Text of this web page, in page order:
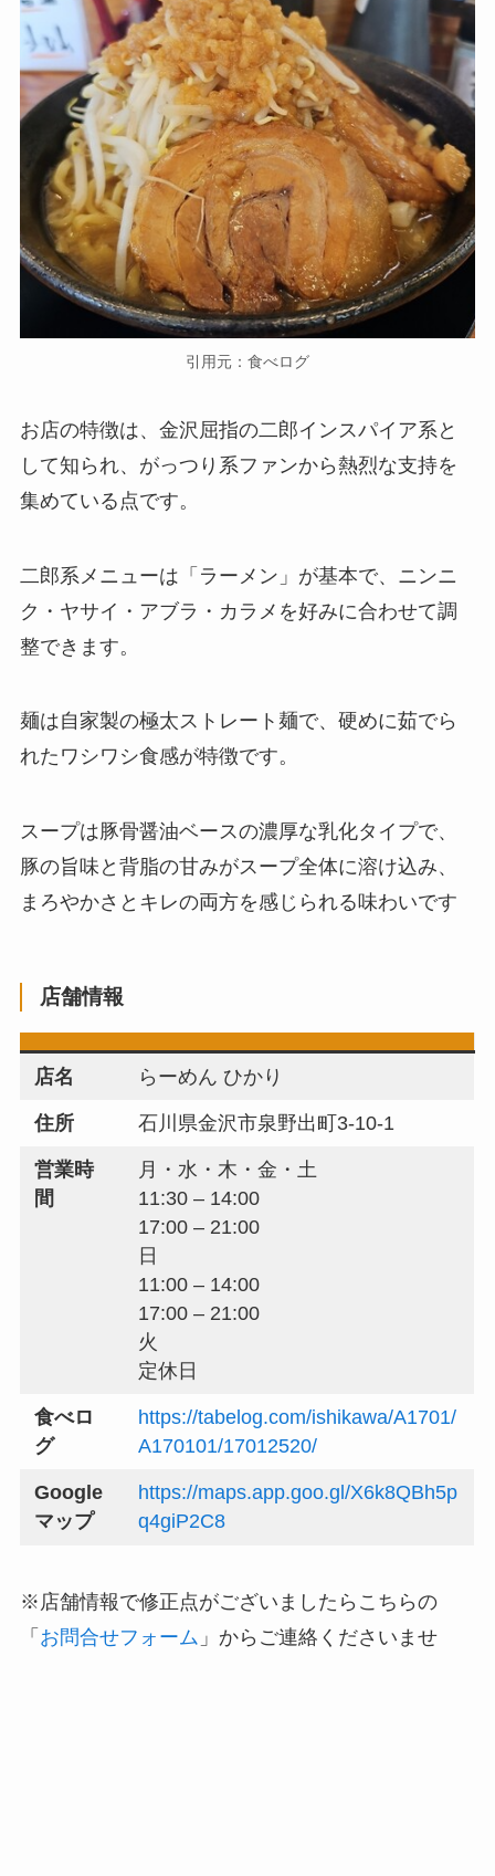
引用元：食べログ
お店の特徴は、金沢屈指の二郎インスパイア系と
して知られ、がっつり系ファンから熱烈な支持を
集めている点です。
二郎系メニューは「ラーメン」が基本で、ニンニ
ク・ヤサイ・アブラ・カラメを好みに合わせて調
整できます。
麺は自家製の極太ストレート麺で、硬めに茹でら
れたワシワシ食感が特徴です。
スープは豚骨醤油ベースの濃厚な乳化タイプで、
豚の旨味と背脂の甘みがスープ全体に溶け込み、
まろやかさとキレの両方を感じられる味わいです
店舗情報
店名 らーめん ひかり
住所 石川県金沢市泉野出町3-10-1
営業時
間
月・水・木・金・土
11:30 – 14:00
17:00 – 21:00
日
11:00 – 14:00
17:00 – 21:00
火
定休日
食べロ
グ
https://tabelog.com/ishikawa/A1701/
A170101/17012520/
Google
マップ
https://maps.app.goo.gl/X6k8QBh5p
q4giP2C8
※店舗情報で修正点がございましたらこちらの
「 お問合せフォーム 」からご連絡くださいませ